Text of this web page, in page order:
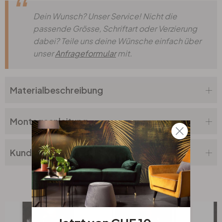
Dein Wunsch? Unser Service! Nicht die
passende Grösse, Schriftart oder Verzierung
dabei? Teile uns deine Wünsche einfach über
unserAnfrageformularmit.
Materialbeschreibung
Montageanleitung
Kundenbewertung
Verwandte Produkte